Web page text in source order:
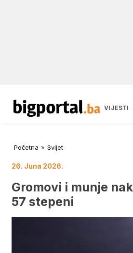
VIJESTI
Početna » Svijet
26. Juna 2026.
Gromovi i munje
57 stepeni